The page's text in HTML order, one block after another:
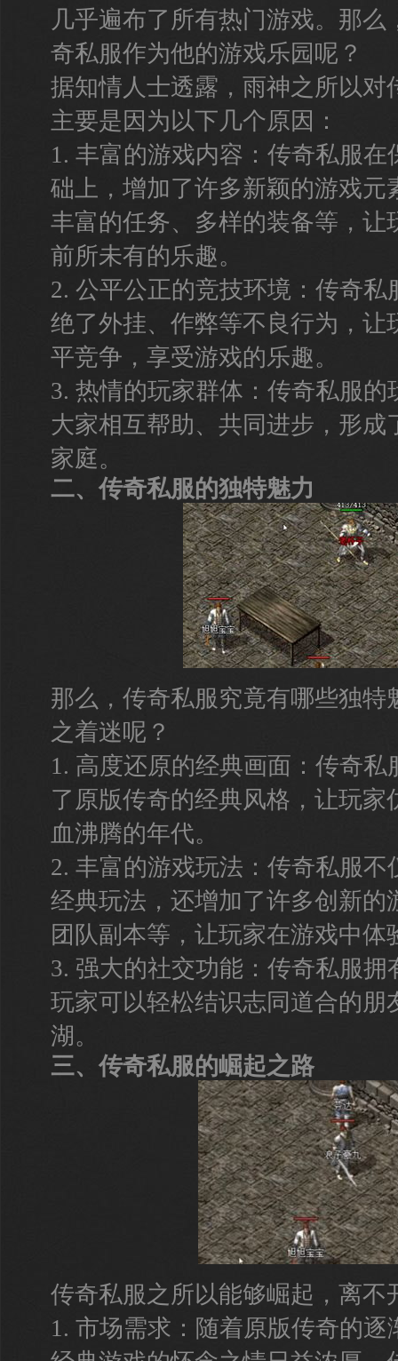
几乎遍布了所有热门游戏。那么
奇私服作为他的游戏乐园呢？
据知情人士透露，雨神之所以对
主要是因为以下几个原因：
1. 丰富的游戏内容：传奇私服
础上，增加了许多新颖的游戏元
丰富的任务、多样的装备等，让
前所未有的乐趣。
2. 公平公正的竞技环境：传奇
绝了外挂、作弊等不良行为，让
平竞争，享受游戏的乐趣。
3. 热情的玩家群体：传奇私服
大家相互帮助、共同进步，形成
家庭。
二、传奇私服的独特魅力
那么，传奇私服究竟有哪些独特
之着迷呢？
1. 高度还原的经典画面：传奇
了原版传奇的经典风格，让玩家
血沸腾的年代。
2. 丰富的游戏玩法：传奇私服
经典玩法，还增加了许多创新的
团队副本等，让玩家在游戏中体
3. 强大的社交功能：传奇私服
玩家可以轻松结识志同道合的朋
湖。
三、传奇私服的崛起之路
传奇私服之所以能够崛起，离不
1. 市场需求：随着原版传奇的